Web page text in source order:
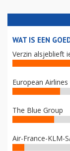
WAT IS EEN
Verzin alsjeblieft
European Airlines
The Blue Group
Air-France-KLM-